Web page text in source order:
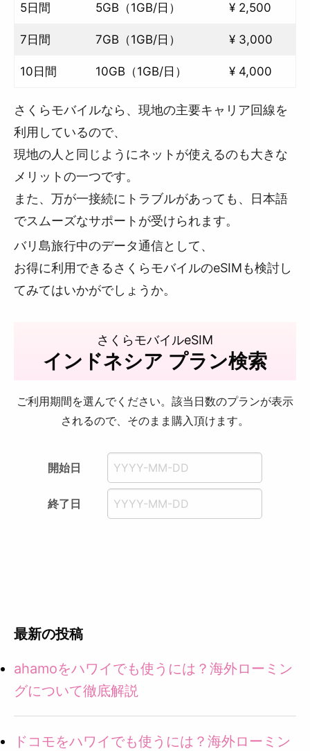
5日間 5GB（1GB/日） ¥ 2,500
7日間 7GB（1GB/日） ¥ 3,000
10日間 10GB（1GB/日） ¥ 4,000
さくらモバイルなら、現地の主要キャリア回線を
利用しているので、
現地の人と同じようにネットが使えるのも大きな
メリットの一つです。
また、万が一接続にトラブルがあっても、日本語
でスムーズなサポートが受けられます。
バリ島旅行中のデータ通信として、
お得に利用できるさくらモバイルのeSIMも検討し
てみてはいかがでしょうか。
さくらモバイルeSIM
インドネシア プラン検索
ご利用期間を選んでください。該当日数のプランが表示
されるので、そのまま購入頂けます。
開始日
終了日
最新の投稿
ahamoをハワイでも使うには？海外ローミン
グについて徹底解説
ドコモをハワイでも使うには？海外ローミン